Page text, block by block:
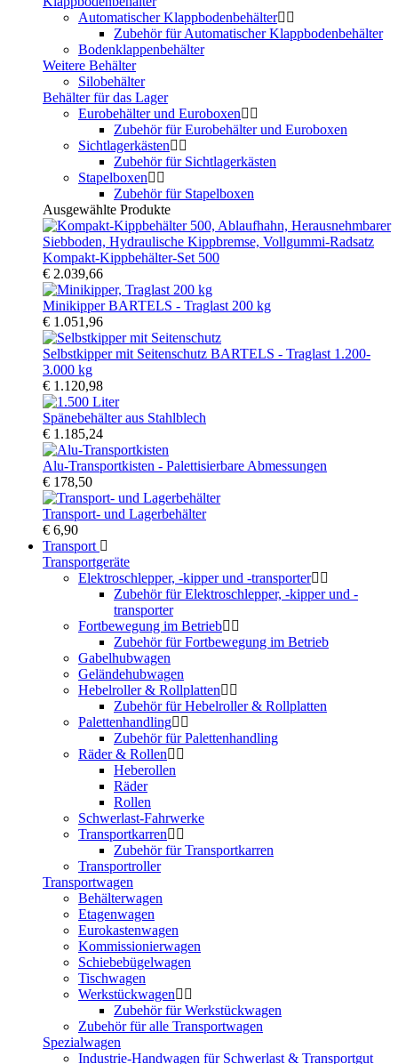
Automatischer Klappbodenbehälter
Zubehör für Automatischer Klappbodenbehälter
Bodenklappenbehälter
Weitere Behälter
Silobehälter
Behälter für das Lager
Eurobehälter und Euroboxen
Zubehör für Eurobehälter und Euroboxen
Sichtlagerkästen
Zubehör für Sichtlagerkästen
Stapelboxen
Zubehör für Stapelboxen
Ausgewählte Produkte
Kompakt-Kippbehälter-Set 500
€ 2.039,66
Minikipper BARTELS - Traglast 200 kg
€ 1.051,96
Selbstkipper mit Seitenschutz BARTELS - Traglast 1.200-
3.000 kg
€ 1.120,98
Spänebehälter aus Stahlblech
€ 1.185,24
Alu-Transportkisten - Palettisierbare Abmessungen
€ 178,50
Transport- und Lagerbehälter
€ 6,90
Transport
Transportgeräte
Elektroschlepper, -kipper und -transporter
Zubehör für Elektroschlepper, -kipper und -
transporter
Fortbewegung im Betrieb
Zubehör für Fortbewegung im Betrieb
Gabelhubwagen
Geländehubwagen
Hebelroller & Rollplatten
Zubehör für Hebelroller & Rollplatten
Palettenhandling
Zubehör für Palettenhandling
Räder & Rollen
Heberollen
Räder
Rollen
Schwerlast-Fahrwerke
Transportkarren
Zubehör für Transportkarren
Transportroller
Transportwagen
Behälterwagen
Etagenwagen
Eurokastenwagen
Kommissionierwagen
Schiebebügelwagen
Tischwagen
Werkstückwagen
Zubehör für Werkstückwagen
Zubehör für alle Transportwagen
Spezialwagen
Industrie-Handwagen für Schwerlast & Transportgut